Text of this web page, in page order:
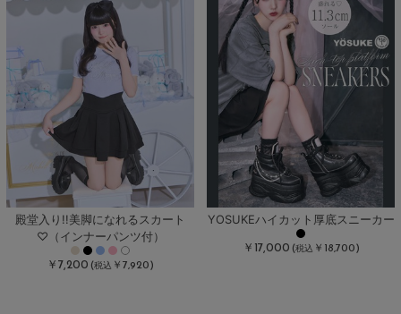
殿堂入り!!美脚になれるスカート
♡（インナーパンツ付）
￥7,200 (税込 ￥7,920)
YOSUKEハイカット厚底スニーカー
￥17,000 (税込 ￥18,700)